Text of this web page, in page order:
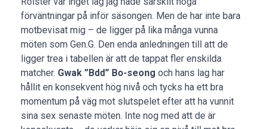
förväntningar på inför säsongen. Men de har inte bara
motbevisat mig – de ligger på lika många vunna
möten som Gen.G. Den enda anledningen till att de
ligger trea i tabellen är att de tappat fler enskilda
matcher. Gwak ”Bdd” Bo-seong och hans lag har
hållit en konsekvent hög nivå och tycks ha ett bra
momentum på väg mot slutspelet efter att ha vunnit
sina sex senaste möten. Inte nog med att de är